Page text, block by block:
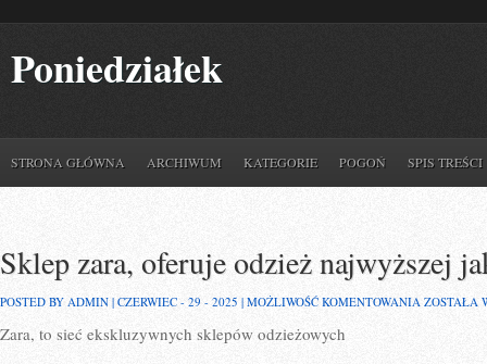
Poniedziałek
STRONA GŁÓWNA ARCHIWUM KATEGORIE POGOŃ SPIS TREŚCI
Sklep zara, oferuje odzież najwyższej
POSTED BY ADMIN | CZERWIEC - 29 - 2025 | MOŻLIWOŚĆ KOMENTOWANIA SKLEP
ZOSTAŁA
Zara, to sieć ekskluzywnych sklepów odzieżowych